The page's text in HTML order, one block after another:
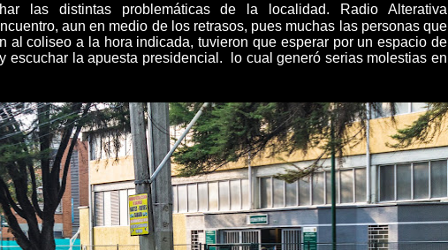
las distintas problemáticas de la localidad.
Radio Alterativa
aun en medio de los retrasos, pues muchas las personas que
al coliseo a la hora indicada, tuvieron que esperar por un espacio de
escuchar la apuesta presidencial. lo cual generó serias molestias en